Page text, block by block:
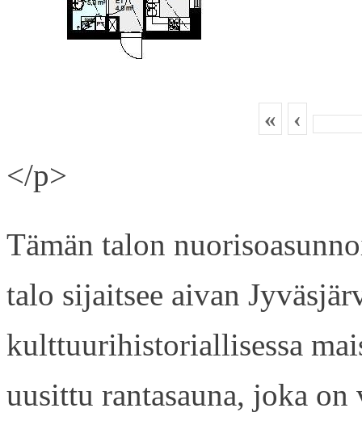
« ‹
</p>
Tämän talon
talo sijaitsee aivan
kulttuurihistoriallisessa
uusittu rantasauna, joka